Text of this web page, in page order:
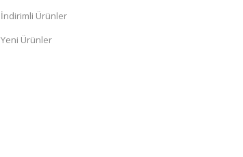
İndirimli Ürünler
Yeni Ürünler